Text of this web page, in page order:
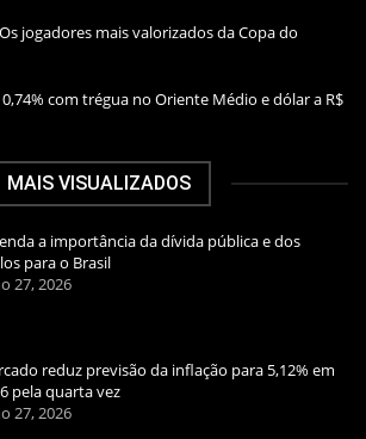
jogadores mais valorizados da Copa do
com trégua no Oriente Médio e dólar a R$
MAIS VISUALIZADOS
a importância da dívida pública e dos
para o Brasil
27, 2026
reduz previsão da inflação para 5,12% em
pela quarta vez
27, 2026